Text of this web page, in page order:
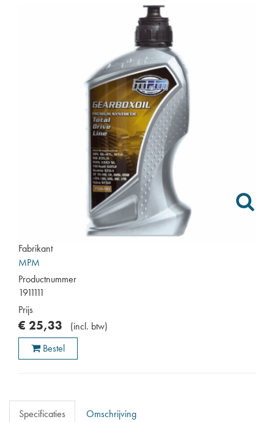
Fabrikant
MPM
Productnummer
1911111
Prijs
€ 25,33 (incl. btw)
Bestel
Specificaties Omschrijving